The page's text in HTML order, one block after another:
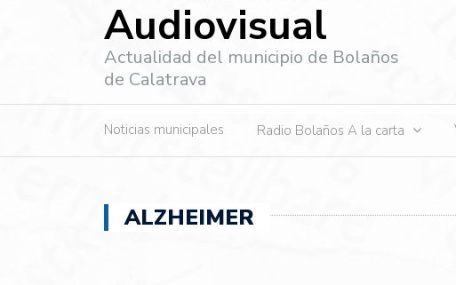
Audiovisual
Actualidad del municipio de Bolaños
de Calatrava
Noticias municipales Radio Bolaños A la carta
ALZHEIMER